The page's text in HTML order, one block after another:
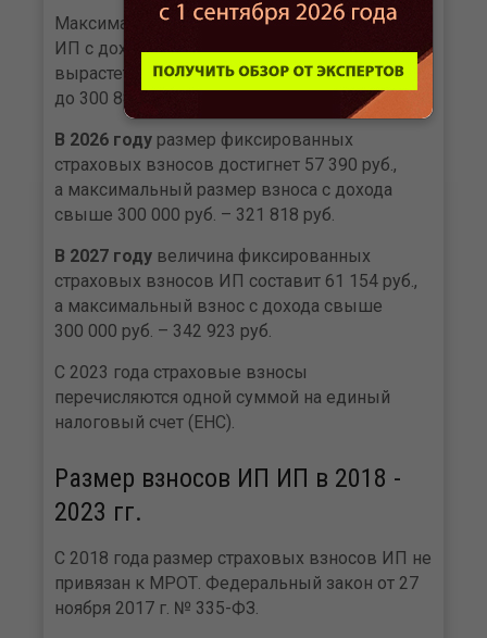
Максимальный размер страхового взноса
ИП с дохода, превышающего 300 000 руб.,
вырастет с нынешних 277 571 руб.
до 300 888 руб.
В 2026 году размер фиксированных
страховых взносов достигнет 57 390 руб.,
а максимальный размер взноса с дохода
свыше 300 000 руб. – 321 818 руб.
В 2027 году величина фиксированных
страховых взносов ИП составит 61 154 руб.,
а максимальный взнос с дохода свыше
300 000 руб. – 342 923 руб.
С 2023 года страховые взносы
перечисляются одной суммой на единый
налоговый счет (ЕНС).
Размер взносов ИП ИП в 2018 -
2023 гг.
С 2018 года размер страховых взносов ИП не
привязан к МРОТ. Федеральный закон от 27
ноября 2017 г. № 335-ФЗ.